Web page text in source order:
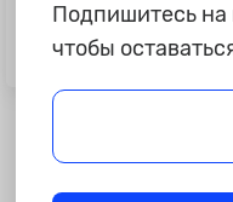
135 ₽
Резинка крепления груза, 160
Подпишитесь
чтобы